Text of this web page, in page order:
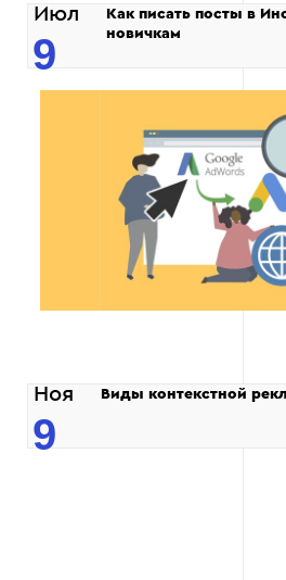
Июл
9
Как писать посты в
новичкам
Ноя
9
Виды контекстной